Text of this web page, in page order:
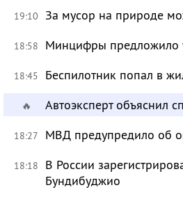
19:10 За мусор на природе
18:58 Минцифры предложило
18:45 Беспилотник попал в
🔥 Автоэксперт объяснил
18:27 МВД предупредило об
18:18
В России
Бундибуджио